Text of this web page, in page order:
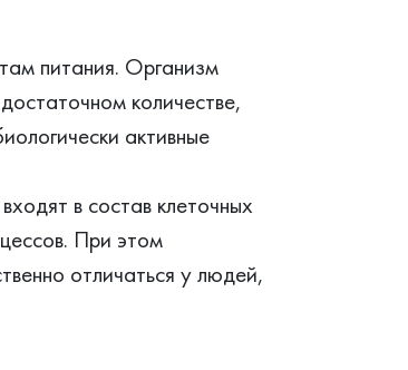
питания. Организм
количестве,
активные
в состав клеточных
При этом
отличаться у людей,